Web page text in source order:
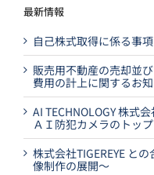
最新情報
自己株式取得に係る事
販売用不動産の売却並
費用の計上に関するお
AI TECHNOLOGY 株式
ＡＩ防犯カメラのトッ
株式会社TIGEREYE と
像制作の展開～